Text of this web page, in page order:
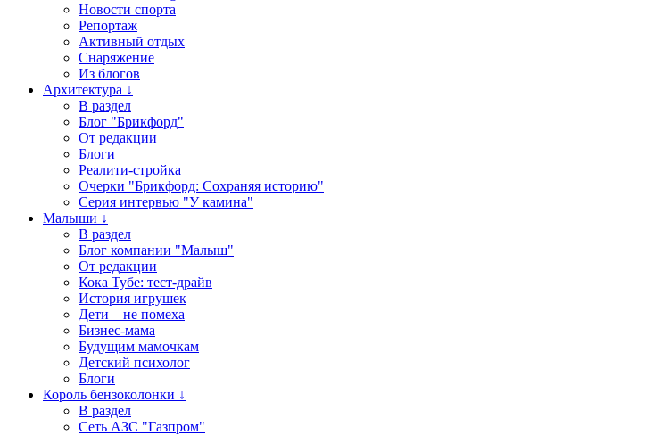
Новости спорта
Репортаж
Активный отдых
Снаряжение
Из блогов
Архитектура ↓
В раздел
Блог "Брикфорд"
От редакции
Блоги
Реалити-стройка
Очерки "Брикфорд: Сохраняя историю"
Серия интервью "У камина"
Малыши ↓
В раздел
Блог компании "Малыш"
От редакции
Кока Тубе: тест-драйв
История игрушек
Дети – не помеха
Бизнес-мама
Будущим мамочкам
Детский психолог
Блоги
Король бензоколонки ↓
В раздел
Сеть АЗС "Газпром"